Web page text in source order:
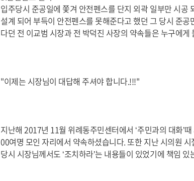
입주당시 준공일에 쫓겨 안전펜스를 단지 외곽 일부만 시
설계 되어 부득이 안전펜스를 못해준다고 했던 그 당시 준
다던 전 이교범 시장과 전 박덕진 사장의 약속들은 누구에게
"이제는 시장님이 대답해 주셔야 합니다.!!!"
지난해 2017년 11월 위례동주민센터에서 ‘주민과의 대화’
00여명 모인 자리에서 약속하셨습니다. 또한 지난 시의원
당시 시장님께서도 ‘조치하라’는 내용들이 있었기에 책임